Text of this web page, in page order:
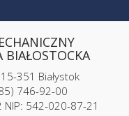
BIAŁOSTOCKA
351 Białystok
746-92-00
NIP: 542-020-87-21